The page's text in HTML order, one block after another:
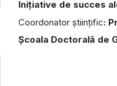
Iniţiative de succes
Coordonator ştiinţific:
Şcoala Doctorală de